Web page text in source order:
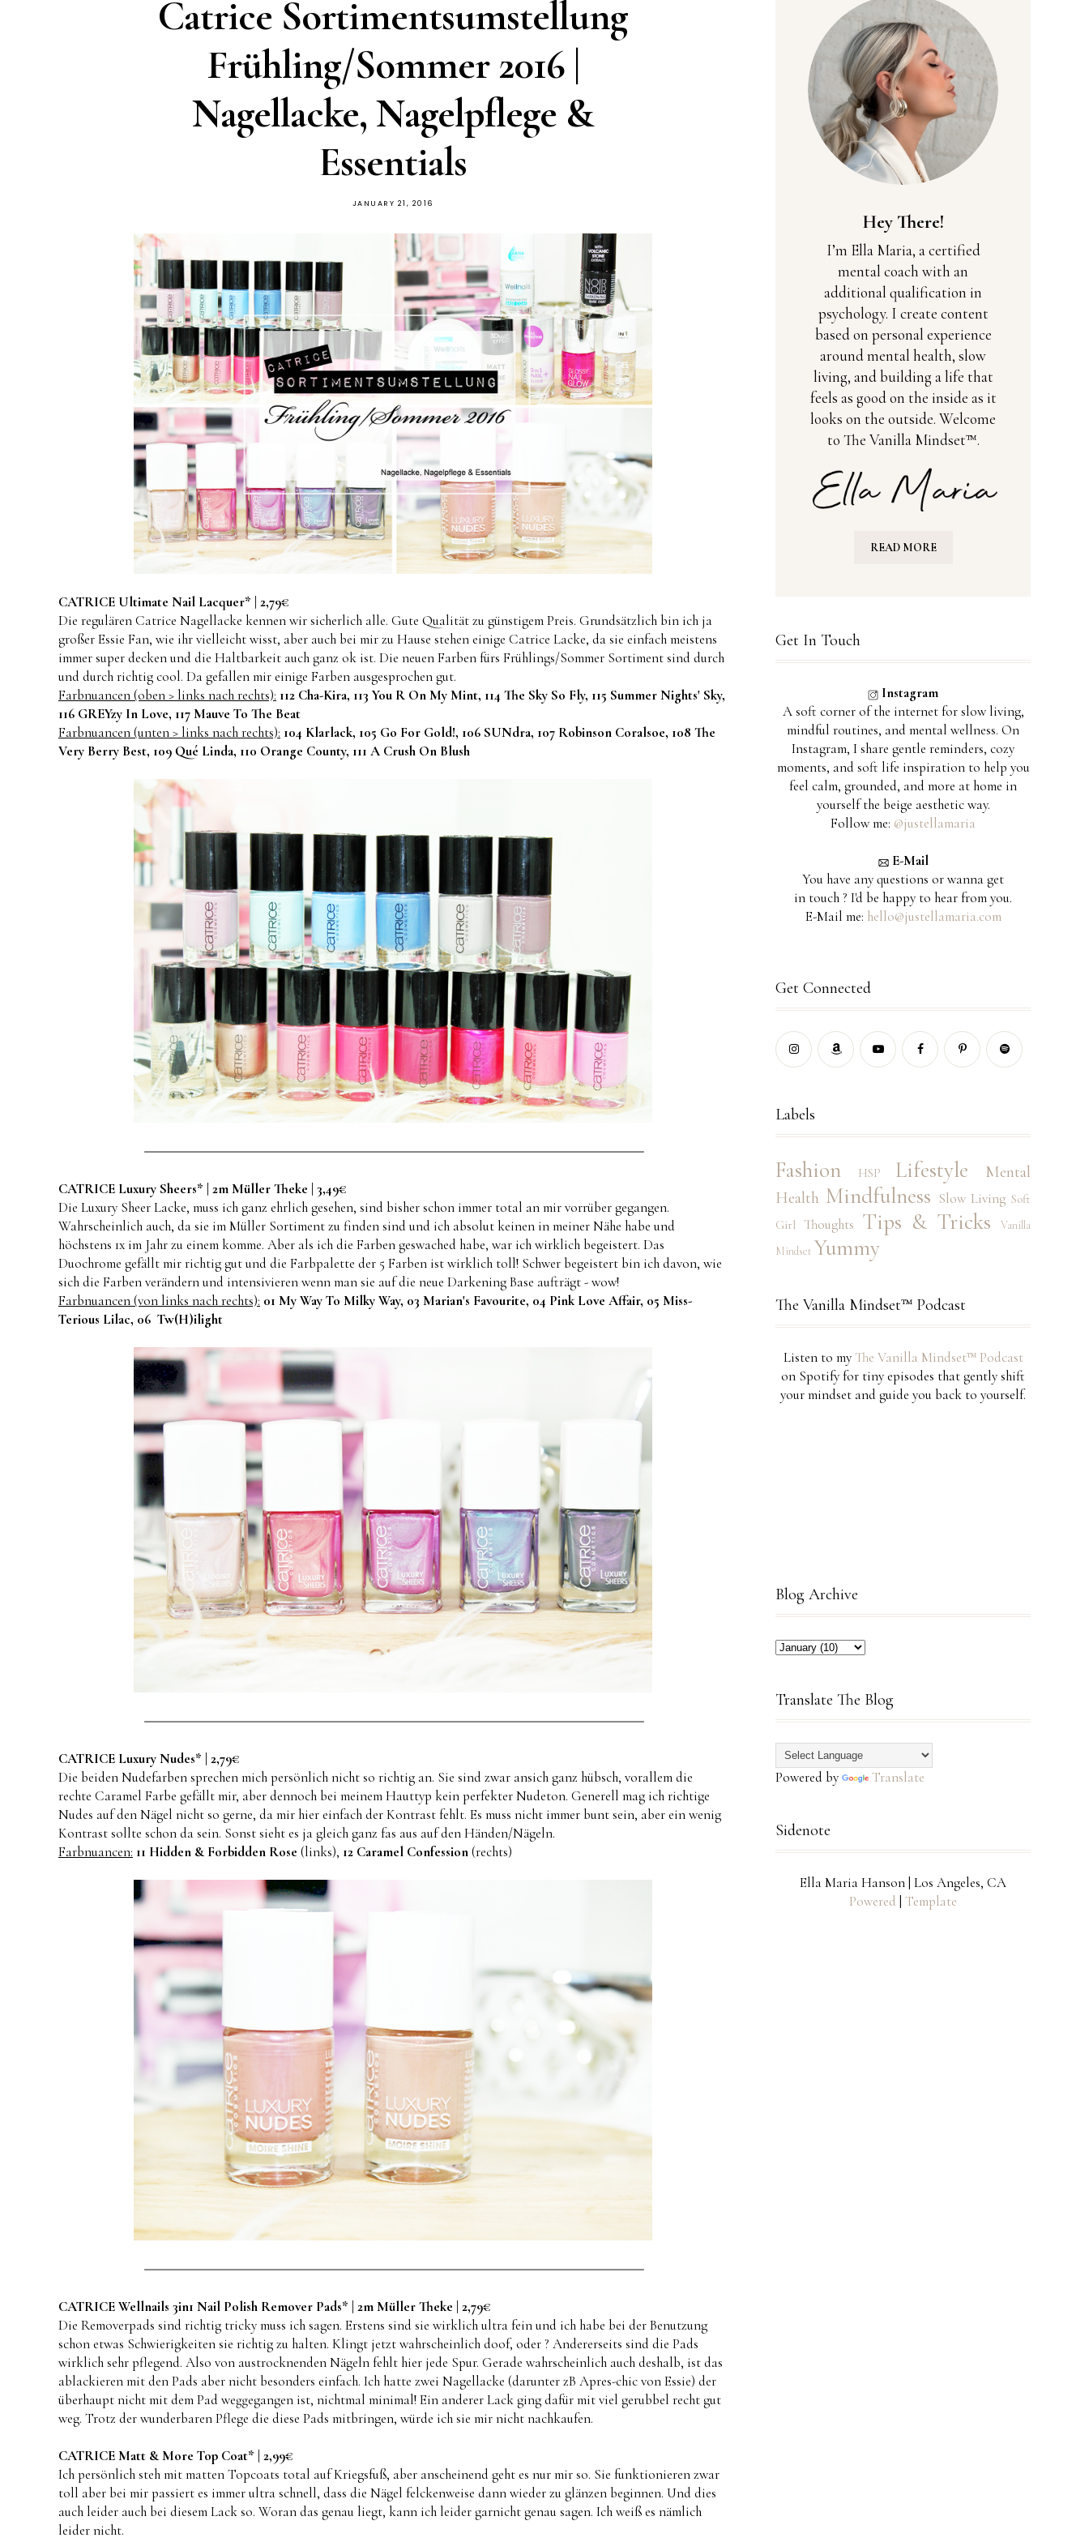
Catrice Sortimentsumstellung
Frühling/Sommer 2016 |
Nagellacke, Nagelpflege &
Essentials
JANUARY 21, 2016
CATRICE Ultimate Nail Lacquer* | 2,79€
Die regulären Catrice Nagellacke kennen wir sicherlich alle. Gute Qualität zu günstigem Preis. Grundsätzlich bin ich ja
großer Essie Fan, wie ihr vielleicht wisst, aber auch bei mir zu Hause stehen einige Catrice Lacke, da sie einfach meistens
immer super decken und die Haltbarkeit auch ganz ok ist. Die neuen Farben fürs Frühlings/Sommer Sortiment sind durch
und durch richtig cool. Da gefallen mir einige Farben ausgesprochen gut.
Farbnuancen (oben > links nach rechts): 112 Cha-Kira, 113 You R On My Mint, 114 The Sky So Fly, 115 Summer Nights' Sky,
116 GREYzy In Love, 117 Mauve To The Beat
Farbnuancen (unten > links nach rechts): 104 Klarlack, 105 Go For Gold!, 106 SUNdra, 107 Robinson Coralsoe, 108 The
Very Berry Best, 109 Qué Linda, 110 Orange County, 111 A Crush On Blush
CATRICE Luxury Sheers* | 2m Müller Theke | 3,49€
Die Luxury Sheer Lacke, muss ich ganz ehrlich gesehen, sind bisher schon immer total an mir vorrüber gegangen.
Wahrscheinlich auch, da sie im Müller Sortiment zu finden sind und ich absolut keinen in meiner Nähe habe und
höchstens 1x im Jahr zu einem komme. Aber als ich die Farben geswached habe, war ich wirklich begeistert. Das
Duochrome gefällt mir richtig gut und die Farbpalette der 5 Farben ist wirklich toll! Schwer begeistert bin ich davon, wie
sich die Farben verändern und intensivieren wenn man sie auf die neue Darkening Base aufträgt - wow!
Farbnuancen (von links nach rechts): 01 My Way To Milky Way, 03 Marian's Favourite, 04 Pink Love Affair, 05 Miss-
Terious Lilac, 06 Tw(H)ilight
CATRICE Luxury Nudes* | 2,79€
Die beiden Nudefarben sprechen mich persönlich nicht so richtig an. Sie sind zwar ansich ganz hübsch, vorallem die
rechte Caramel Farbe gefällt mir, aber dennoch bei meinem Hauttyp kein perfekter Nudeton. Generell mag ich richtige
Nudes auf den Nägel nicht so gerne, da mir hier einfach der Kontrast fehlt. Es muss nicht immer bunt sein, aber ein wenig
Kontrast sollte schon da sein. Sonst sieht es ja gleich ganz fas aus auf den Händen/Nägeln.
Farbnuancen: 11 Hidden & Forbidden Rose (links), 12 Caramel Confession(rechts)
CATRICE Wellnails 3in1 Nail Polish Remover Pads* | 2m Müller Theke | 2,79€
Die Removerpads sind richtig tricky muss ich sagen. Erstens sind sie wirklich ultra fein und ich habe bei der Benutzung
schon etwas Schwierigkeiten sie richtig zu halten. Klingt jetzt wahrscheinlich doof, oder ? Andererseits sind die Pads
wirklich sehr pflegend. Also von austrocknenden Nägeln fehlt hier jede Spur. Gerade wahrscheinlich auch deshalb, ist das
ablackieren mit den Pads aber nicht besonders einfach. Ich hatte zwei Nagellacke (darunter zB Apres-chic von Essie) der
überhaupt nicht mit dem Pad weggegangen ist, nichtmal minimal! Ein anderer Lack ging dafür mit viel gerubbel recht gut
weg. Trotz der wunderbaren Pflege die diese Pads mitbringen, würde ich sie mir nicht nachkaufen.
CATRICE Matt & More Top Coat* | 2,99€
Ich persönlich steh mit matten Topcoats total auf Kriegsfuß, aber anscheinend geht es nur mir so. Sie funktionieren zwar
toll aber bei mir passiert es immer ultra schnell, dass die Nägel felckenweise dann wieder zu glänzen beginnen. Und dies
auch leider auch bei diesem Lack so. Woran das genau liegt, kann ich leider garnicht genau sagen. Ich weiß es nämlich
leider nicht.
Hey There!
I’m Ella Maria, a certified
mental coach with an
additional qualification in
psychology. I create content
based on personal experience
around mental health, slow
living, and building a life that
feels as good on the inside as it
looks on the outside. Welcome
to The Vanilla Mindset™.
READ MORE
Get In Touch
Instagram
A soft corner of the internet for slow living,
mindful routines, and mental wellness. On
Instagram, I share gentle reminders, cozy
moments, and soft life inspiration to help you
feel calm, grounded, and more at home in
yourself the beige aesthetic way.
Follow me: @justellamaria
E-Mail
You have any questions or wanna get
in touch ? I'd be happy to hear from you.
E-Mail me: hello@justellamaria.com
Get Connected
Labels
Fashion HSP Lifestyle
Mental
Health Mindfulness Slow Living Soft
Girl
Thoughts Tips & Tricks
Vanilla
Mindset Yummy
The Vanilla Mindset™ Podcast
Listen to myThe Vanilla Mindset™ Podcast
on Spotify for tiny episodes that gently shift
your mindset and guide you back to yourself.
Blog Archive
Translate The Blog
Powered by Translate
Sidenote
Ella Maria Hanson | Los Angeles, CA
Powered
Template